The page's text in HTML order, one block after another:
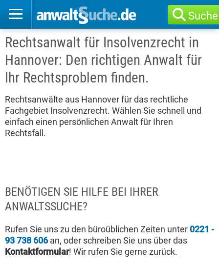
Suche
Rechtsanwalt für Insolvenzrecht in
Hannover: Den richtigen Anwalt für
Ihr Rechtsproblem finden.
Rechtsanwälte aus Hannover für das rechtliche
Fachgebiet Insolvenzrecht. Wählen Sie schnell und
einfach einen persönlichen Anwalt für Ihren
Rechtsfall.
BENÖTIGEN SIE HILFE BEI IHRER
ANWALTSSUCHE?
Rufen Sie uns zu den büroüblichen Zeiten unter 0221 -
93 738 606an, oder schreiben Sie uns über das
Kontaktformular! Wir rufen Sie gerne zurück.